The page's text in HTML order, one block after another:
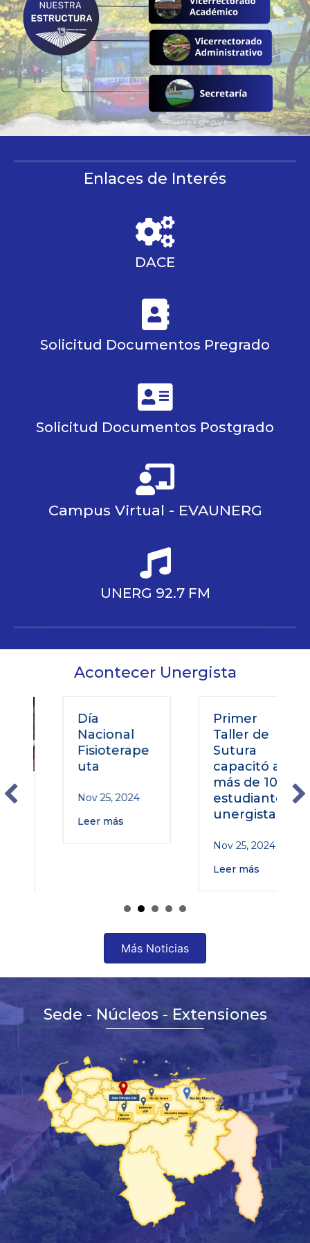
Enlaces de Interés
DACE
Solicitud Documentos Pregrado
Solicitud Documentos Postgrado
Campus Virtual - EVAUNERG
UNERG 92.7 FM
Acontecer Unergista
Día
Nacional
Fisioterape
uta
Nov 25, 2024
Leer más
Primer
Taller de
Sutura
capacitó a
más de 100
estudiantes
unergistas
Nov 25, 2024
Leer más
Más Noticias
Sede - Núcleos - Extensiones